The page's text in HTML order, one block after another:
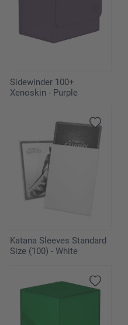
Sidewinder 100+
Xenoskin - Purple
Katana Sleeves Standard
Size (100) - White